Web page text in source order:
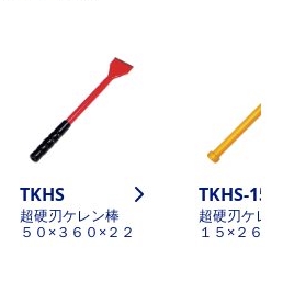
TKHS
超硬刃ケレン棒
５０×３６０×２２
TKHS-15
超硬刃ケ
１５×２６５